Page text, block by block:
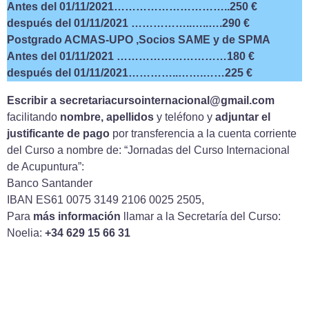
Antes del 01/11/2021…………………………..250 €
después del 01/11/2021 ……………..…..….290 €
Postgrado ACMAS-UPO ,Socios SAME y de SPMA
Antes del 01/11/2021 …………………………180 €
después del 01/11/2021…………..…….……225 €
Escribir a secretariacursointernacional@gmail.com
facilitando nombre, apellidos y teléfono y adjuntar el
justificante de pago por transferencia a la cuenta corriente
del Curso a nombre de: “Jornadas del Curso Internacional
de Acupuntura”:
Banco Santander
IBAN ES61 0075 3149 2106 0025 2505,
Para más información llamar a la Secretaría del Curso:
Noelia: +34 629 15 66 31